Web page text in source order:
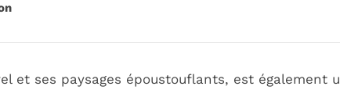
et ses paysages époustouflants, est également